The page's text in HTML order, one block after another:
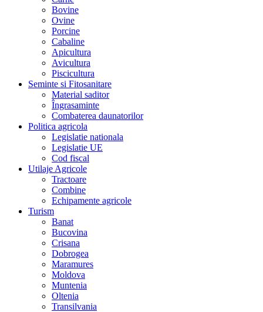
Bovine
Ovine
Porcine
Cabaline
Apicultura
Avicultura
Piscicultura
Seminte si Fitosanitare
Material saditor
Îngrasaminte
Combaterea daunatorilor
Politica agricola
Legislatie nationala
Legislatie UE
Cod fiscal
Utilaje Agricole
Tractoare
Combine
Echipamente agricole
Turism
Banat
Bucovina
Crisana
Dobrogea
Maramures
Moldova
Muntenia
Oltenia
Transilvania